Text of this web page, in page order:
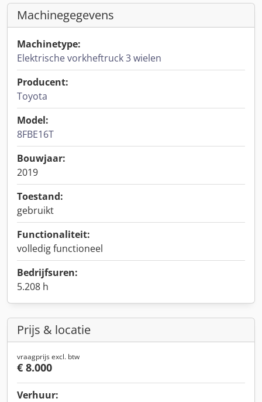
Machinegegevens
Machinetype:
Elektrische vorkheftruck 3 wielen
Producent:
Toyota
Model:
8FBE16T
Bouwjaar:
2019
Toestand:
gebruikt
Functionaliteit:
volledig functioneel
Bedrijfsuren:
5.208 h
Prijs & locatie
vraagprijs excl. btw
€ 8.000
Verhuur: